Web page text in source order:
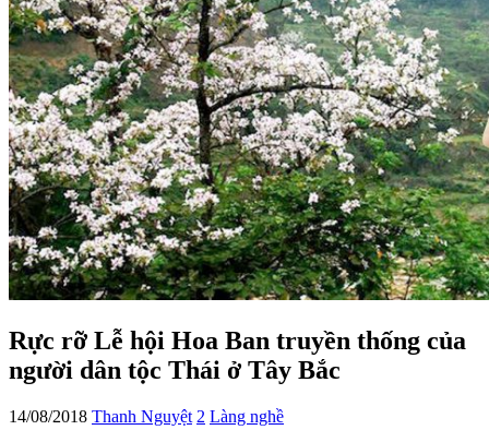
Rực rỡ Lễ hội Hoa Ban truyền thống của
người dân tộc Thái ở Tây Bắc
14/08/2018 Thanh Nguyệt 2 Làng nghề